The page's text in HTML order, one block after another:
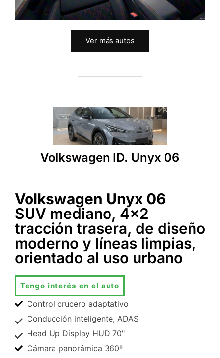
Ver más autos
Volkswagen ID. Unyx 06
Volkswagen Unyx 06
SUV mediano, 4x2
tracción trasera, de diseño
moderno y líneas limpias,
orientado al uso urbano
Tengo interés en el auto
Control crucero adaptativo
Conducción inteligente, ADAS
Head Up Display HUD 70"
Cámara panorámica 360º